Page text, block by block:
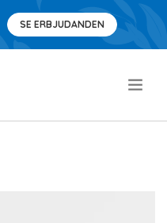
SE ERBJUDANDEN